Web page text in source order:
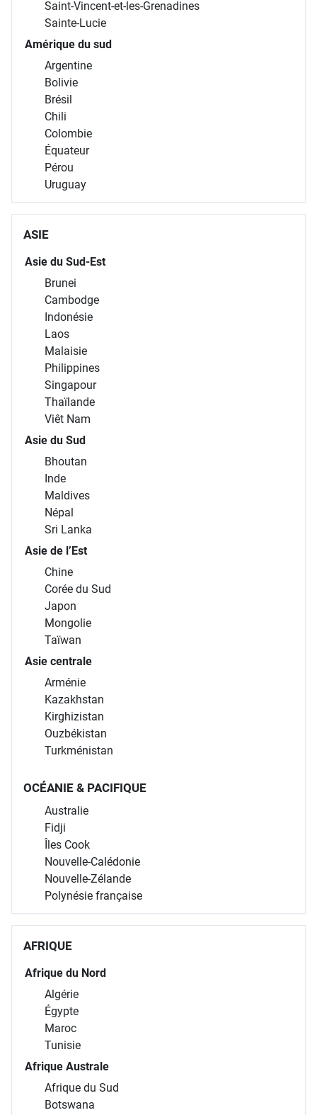
Saint-Vincent-et-les-Grenadines
Sainte-Lucie
Amérique du sud
Argentine
Bolivie
Brésil
Chili
Colombie
Équateur
Pérou
Uruguay
ASIE
Asie du Sud-Est
Brunei
Cambodge
Indonésie
Laos
Malaisie
Philippines
Singapour
Thaïlande
Viêt Nam
Asie du Sud
Bhoutan
Inde
Maldives
Népal
Sri Lanka
Asie de l’Est
Chine
Corée du Sud
Japon
Mongolie
Taïwan
Asie centrale
Arménie
Kazakhstan
Kirghizistan
Ouzbékistan
Turkménistan
OCÉANIE & PACIFIQUE
Australie
Fidji
Îles Cook
Nouvelle-Calédonie
Nouvelle-Zélande
Polynésie française
AFRIQUE
Afrique du Nord
Algérie
Égypte
Maroc
Tunisie
Afrique Australe
Afrique du Sud
Botswana